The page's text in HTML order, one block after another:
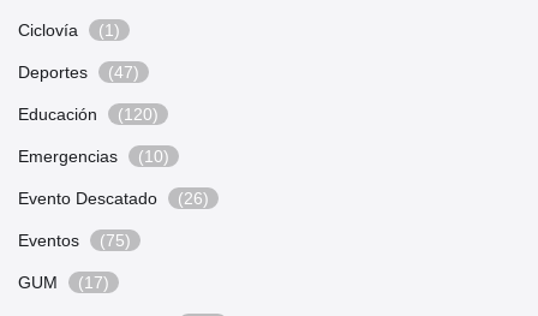
Ciclovía (1)
Deportes (47)
Educación (120)
Emergencias (10)
Evento Descatado (26)
Eventos (75)
GUM (17)